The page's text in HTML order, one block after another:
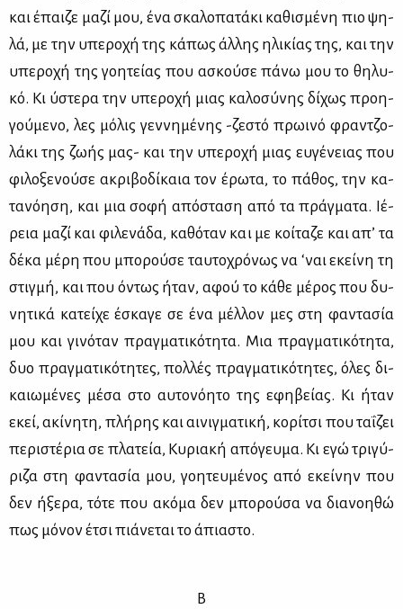
και έπαι­ζε μα­ζί μου, ένα σκα­λο­πα­τά­κι κα­θι­σμέ­νη πιο ψη­
λά, με την υπε­ρο­χή της κά­πως άλ­λης ηλι­κί­ας της, και την
υπε­ρο­χή της γοη­τεί­ας που ασκού­σε πά­νω μου το θη­λυ­
κό. Κι ύστε­ρα την υπε­ρο­χή μιας κα­λο­σύ­νης δί­χως προη­
γού­με­νο, λες μό­λις γεν­νη­μέ­νης -ζε­στό πρω­ι­νό φραν­τζο­
λά­κι της ζω­ής μας- και την υπε­ρο­χή μιας ευ­γέ­νειας που
φι­λο­ξε­νού­σε ακρι­βο­δί­καια τον έρω­τα, το πά­θος, την κα­
τα­νό­η­ση, και μια σο­φή από­στα­ση από τα πράγ­μα­τα. Ιέ­
ρεια μα­ζί και φι­λε­νά­δα, κα­θό­ταν και με κοί­τα­ζε και απ’ τα
δέ­κα μέ­ρη που μπο­ρού­σε ταυ­το­χρό­νως να ‘ναι εκεί­νη τη
στιγ­μή, και που όντως ήταν, αφού το κά­θε μέ­ρος που δυ­
νη­τι­κά κα­τεί­χε έσκα­γε σε ένα μέλ­λον μες στη φα­ντα­σία
μου και γι­νό­ταν πραγ­μα­τι­κό­τη­τα. Μια πραγ­μα­τι­κό­τη­τα,
δυο πραγ­μα­τι­κό­τη­τες, πολ­λές πραγ­μα­τι­κό­τη­τες, όλες δι­
καιω­μέ­νες μέ­σα στο αυ­το­νό­η­το της εφη­βεί­ας. Κι ήταν
εκεί, ακί­νη­τη, πλή­ρης και αι­νιγ­μα­τι­κή, κο­ρί­τσι που τα­ΐ­ζει
πε­ρι­στέ­ρια σε πλα­τεία, Κυ­ρια­κή από­γευ­μα. Κι εγώ τρι­γύ­
ρι­ζα στη φα­ντα­σία μου, γοη­τευ­μέ­νος από εκεί­νην που
δεν ήξε­ρα, τό­τε που ακό­μα δεν μπο­ρού­σα να δια­νοη­θώ
πως μό­νον έτσι πιά­νε­ται το άπια­στο.
Β